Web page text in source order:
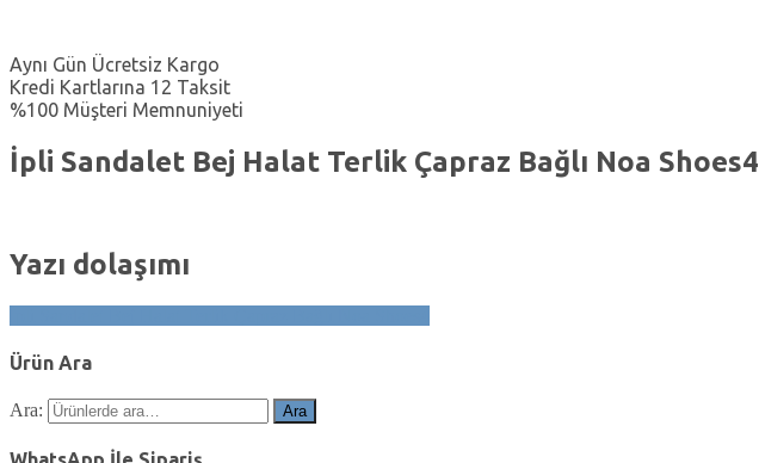
Aynı Gün Ücretsiz Kargo
Kredi Kartlarına 12 Taksit
%100 Müşteri Memnuniyeti
İpli Sandalet Bej Halat Terlik Çapraz Bağlı Noa Shoes4
Yazı dolaşımı
Ürün Ara
Ara: Ara